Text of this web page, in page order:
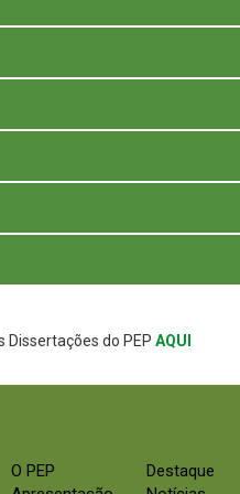
Dissertações do PEP AQUI
O PEP
Destaque